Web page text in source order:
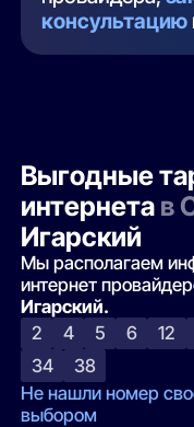
консультацию
Выгодные
интернета в
Игарский
Мы располагаем
интернет
Игарский.
2
4 5 6 12
34
38
Не нашли номер
выбором